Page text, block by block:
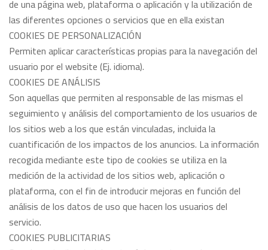
de una página web, plataforma o aplicación y la utilización de
las diferentes opciones o servicios que en ella existan
COOKIES DE PERSONALIZACIÓN
Permiten aplicar características propias para la navegación del
usuario por el website (Ej. idioma).
COOKIES DE ANÁLISIS
Son aquellas que permiten al responsable de las mismas el
seguimiento y análisis del comportamiento de los usuarios de
los sitios web a los que están vinculadas, incluida la
cuantificación de los impactos de los anuncios. La información
recogida mediante este tipo de cookies se utiliza en la
medición de la actividad de los sitios web, aplicación o
plataforma, con el fin de introducir mejoras en función del
análisis de los datos de uso que hacen los usuarios del
servicio.
COOKIES PUBLICITARIAS